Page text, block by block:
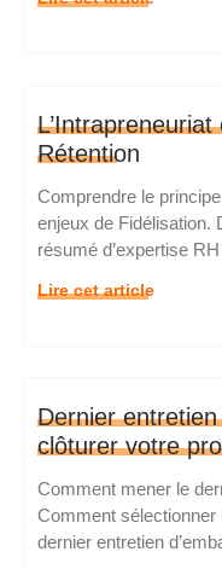
Rétention
Comprendre le
enjeux de Fidélisation.
résumé d’expertise
Lire cet article
Dernier
clôturer votre
Comment mener le
Comment sélectionner
dernier entretien